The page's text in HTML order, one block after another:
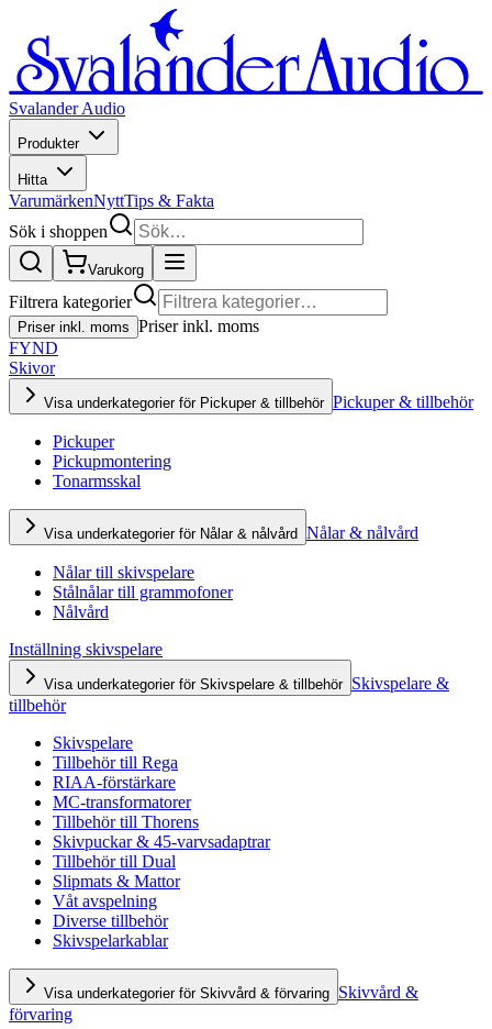
Svalander Audio
Produkter
Hitta
VarumärkenNyttTips & Fakta
Sök i shoppen
Varukorg
Filtrera kategorier
Priser inkl. moms Priser inkl. moms
FYND
Skivor
Visa underkategorier för Pickuper & tillbehör Pickuper & tillbehör
Pickuper
Pickupmontering
Tonarmsskal
Visa underkategorier för Nålar & nålvård Nålar & nålvård
Nålar till skivspelare
Stålnålar till grammofoner
Nålvård
Inställning skivspelare
Visa underkategorier för Skivspelare & tillbehör Skivspelare &
tillbehör
Skivspelare
Tillbehör till Rega
RIAA-förstärkare
MC-transformatorer
Tillbehör till Thorens
Skivpuckar & 45-varvsadaptrar
Tillbehör till Dual
Slipmats & Mattor
Våt avspelning
Diverse tillbehör
Skivspelarkablar
Visa underkategorier för Skivvård & förvaring Skivvård &
förvaring